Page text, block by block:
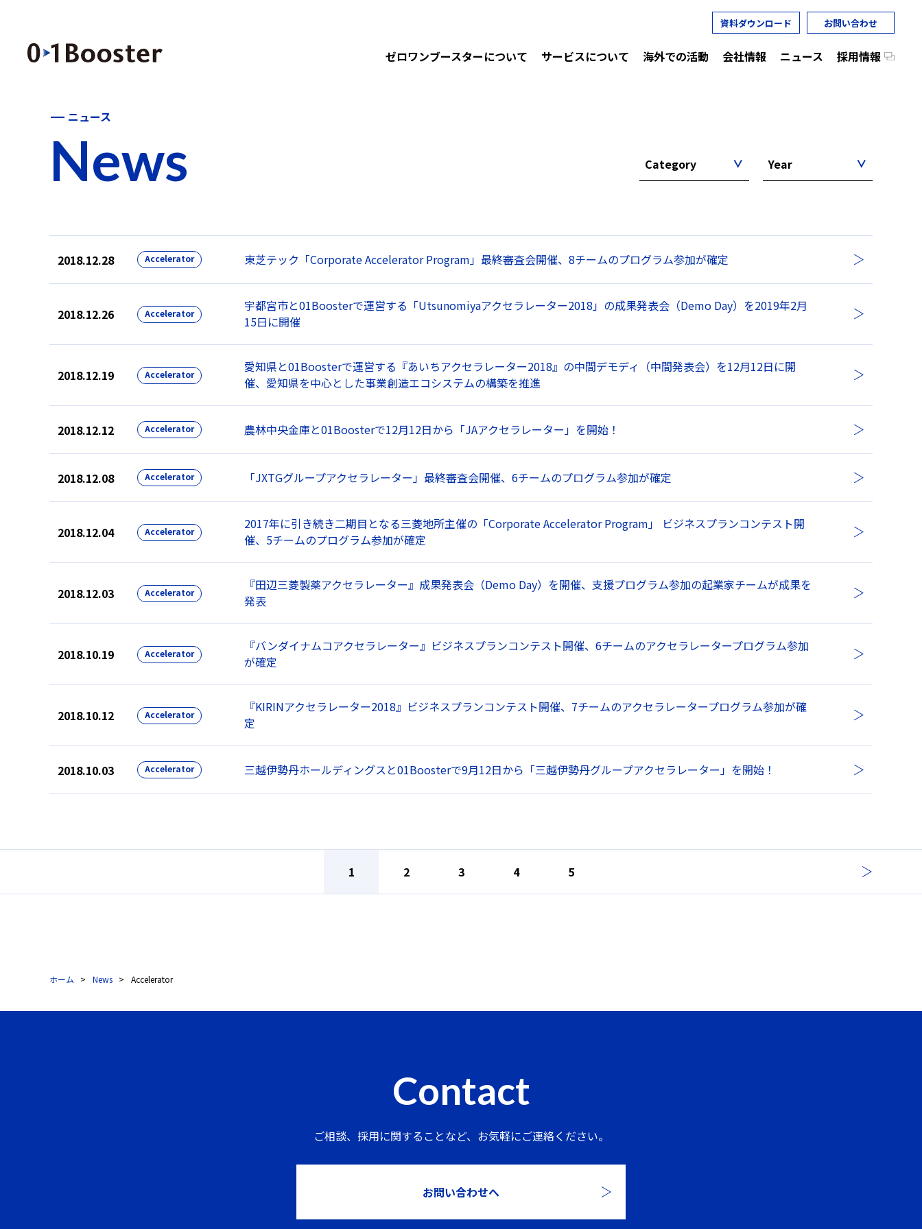
資料ダウンロード お問い合わせ
ゼロワンブースターについて サービスについて 海外での活動 会社情報 ニュース 採用情報
ニュース
News Category Year
2018.12.28 Accelerator 東芝テック「Corporate Accelerator Program」最終審査会開催、8チームのプログラム参加が確定
2018.12.26 Accelerator
宇都宮市と01Boosterで運営する「Utsunomiyaアクセラレーター2018」の成果発表会（Demo Day）を2019年2月
15日に開催
2018.12.19 Accelerator
愛知県と01Boosterで運営する『あいちアクセラレーター2018』の中間デモディ（中間発表会）を12月12日に開
催、愛知県を中心とした事業創造エコシステムの構築を推進
2018.12.12 Accelerator 農林中央金庫と01Boosterで12月12日から「JAアクセラレーター」を開始！
2018.12.08 Accelerator 「JXTGグループアクセラレーター」最終審査会開催、6チームのプログラム参加が確定
2018.12.04 Accelerator
2017年に引き続き二期目となる三菱地所主催の「Corporate Accelerator Program」 ビジネスプランコンテスト開
催、5チームのプログラム参加が確定
2018.12.03 Accelerator
『田辺三菱製薬アクセラレーター』成果発表会（Demo Day）を開催、支援プログラム参加の起業家チームが成果を
発表
2018.10.19 Accelerator
『バンダイナムコアクセラレーター』ビジネスプランコンテスト開催、6チームのアクセラレータープログラム参加
が確定
2018.10.12 Accelerator
『KIRINアクセラレーター2018』ビジネスプランコンテスト開催、7チームのアクセラレータープログラム参加が確
定
2018.10.03 Accelerator 三越伊勢丹ホールディングスと01Boosterで9月12日から「三越伊勢丹グループアクセラレーター」を開始！
1 2 3 4 5
ホーム News Accelerator
Contact
ご相談、採用に関することなど、 お気軽にご連絡ください。
お問い合わせへ